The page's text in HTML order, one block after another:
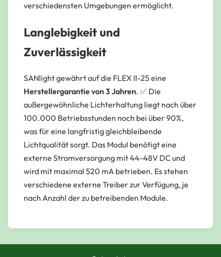
verschiedensten Umgebungen ermöglicht.
Langlebigkeit und
Zuverlässigkeit
SANlight gewährt auf die FLEX II-25 eine
Herstellergarantie von 3 Jahren. ✅ Die
außergewöhnliche Lichterhaltung liegt nach über
100.000 Betriebsstunden noch bei über 90%,
was für eine langfristig gleichbleibende
Lichtqualität sorgt. Das Modul benötigt eine
externe Stromversorgung mit 44-48V DC und
wird mit maximal 520 mA betrieben. Es stehen
verschiedene externe Treiber zur Verfügung, je
nach Anzahl der zu betreibenden Module.